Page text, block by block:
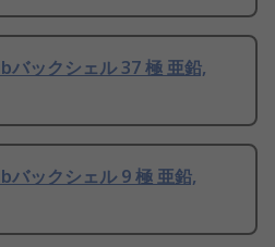
ックシェル 37 極 亜鉛,
ックシェル 9 極 亜鉛,